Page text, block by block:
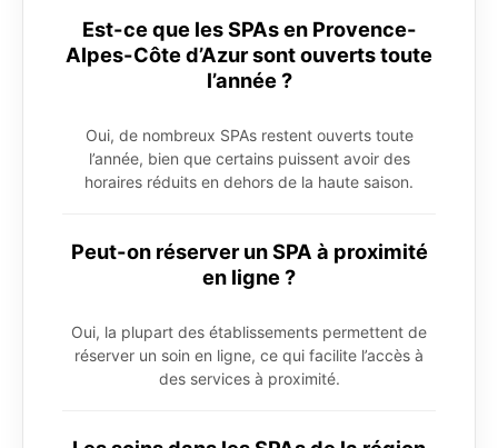
Est-ce que les SPAs en Provence-
Alpes-Côte d’Azur sont ouverts toute
l’année ?
Oui, de nombreux SPAs restent ouverts toute
l’année, bien que certains puissent avoir des
horaires réduits en dehors de la haute saison.
Peut-on réserver un SPA à proximité
en ligne ?
Oui, la plupart des établissements permettent de
réserver un soin en ligne, ce qui facilite l’accès à
des services à proximité.